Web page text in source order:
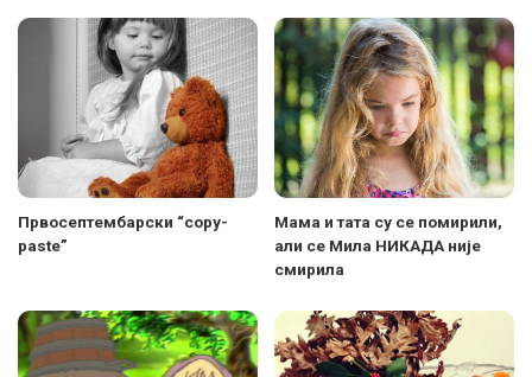
Првосептембарски “copy-
paste”
Мама и тата су се помирили,
али се Мила НИКАДА није
смирила